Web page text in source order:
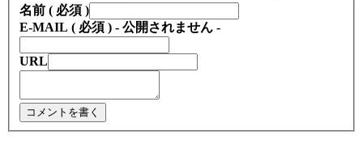
名前 ( 必須 )
E-MAIL ( 必須 ) - 公開されません -
URL